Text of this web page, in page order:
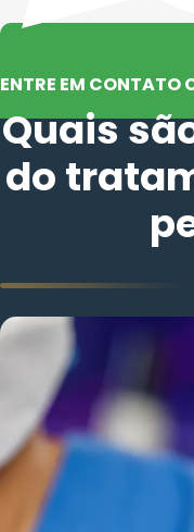
ENTRE EM CONTATO
Quais
do